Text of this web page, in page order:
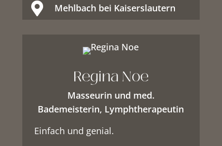
 Mehlbach bei Kaiserslautern
Regina Noe
Masseurin und med.
Bademeisterin, Lymphtherapeutin
Einfach und genial.